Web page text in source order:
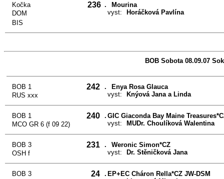
Kočka 236 .
DOM
Mourina
vyst:
Horáčková Pavlína
BIS
BOB Sobota 08.09.07
BOB 1 242 .
RUS xxx
Enya Rosa Glauca
vyst:
Knýová Jana a Linda
BOB 1 240 .
MCO GR 6 (f 09 22)
GIC Giaconda Bay Maine
vyst:
MUDr. Choulíková Walentina
BOB 3 231 .
OSH f
Weronic Simon*CZ
vyst:
Dr. Stěničková Jana
BOB 3 24 . EP+EC Cháron Rella*CZ JW-DSM